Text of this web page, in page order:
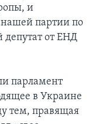
и
партии по
депутат от ЕНД
парламент
в Украине
тем, правящая